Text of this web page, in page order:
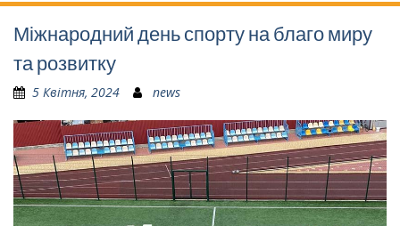
Міжнародний день спорту на благо миру
та розвитку
5 Квітня, 2024 news